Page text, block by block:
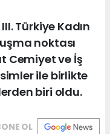
Türkiye Kadın
noktası
Cemiyet ve İş
ile birlikte
biri oldu.
OL